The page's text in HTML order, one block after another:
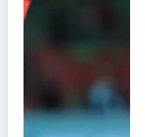
CAN 2025 : le
(3-1) et file en
3 janvier 2026